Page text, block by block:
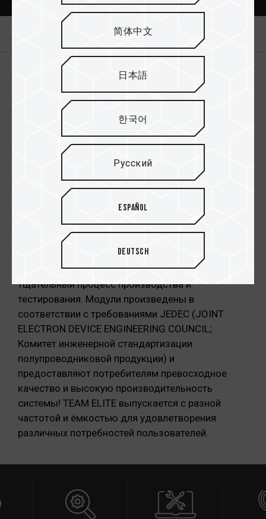
О продукте
Модельный ряд TEAM ELITE DDR2 остается
верным принципам качества TEAMGROUP и
придерживается использования
высококачественных чипов, прошедших
тщательный процесс производства и
тестирования. Модули произведены в
соответствии с требованиями JEDEC (JOINT
ELECTRON DEVICE ENGINEERING COUNCIL;
Комитет инженерной стандартизации
полупроводниковой продукции) и
предоставляют потребителям превосходное
качество и высокую производительность
системы! TEAM ELITE выпускается с разной
частотой и ёмкостью для удовлетворения
различных потребностей пользователей.
简体中文
日本語
한국어
Русский
Español
Deutsch